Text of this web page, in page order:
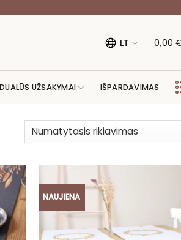
LT 0,00
UŽSAKYMAI IŠPARDAVIMAS
NAUJIENA